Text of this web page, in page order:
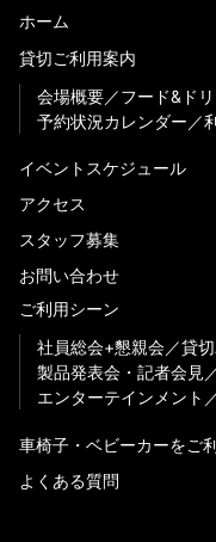
ホーム
貸切ご利用案内
会場概要
フード&ド
予約状況カレンダー
イベントスケジュール
アクセス
スタッフ募集
お問い合わせ
ご利用シーン
社員総会+懇親会
貸
製品発表会・記者会見
エンターテインメント
車椅子・ベビーカーをご
よくある質問